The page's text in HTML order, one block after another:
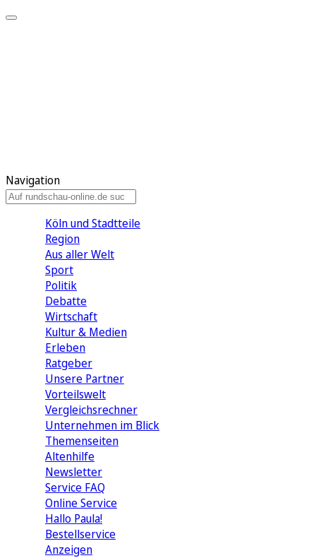
Navigation
Köln und Stadtteile
Region
Aus aller Welt
Sport
Politik
Debatte
Wirtschaft
Kultur & Medien
Erleben
Ratgeber
Unsere Partner
Vorteilswelt
Vergleichsrechner
Unternehmen im Blick
Themenseiten
Altenhilfe
Newsletter
Service FAQ
Online Service
Hallo Paula!
Bestellservice
Anzeigen